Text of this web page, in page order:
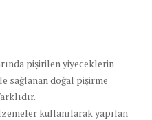
pişirilen yiyeceklerin
sağlanan doğal pişirme
kullanılarak yapılan